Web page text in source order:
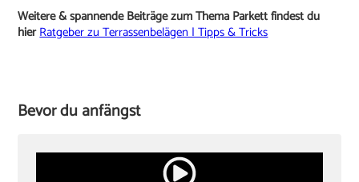
Weitere & spannende Beiträge zum Thema Parkett findest du
hierRatgeber zu Terrassenbelägen | Tipps & Tricks
Bevor du anfängst